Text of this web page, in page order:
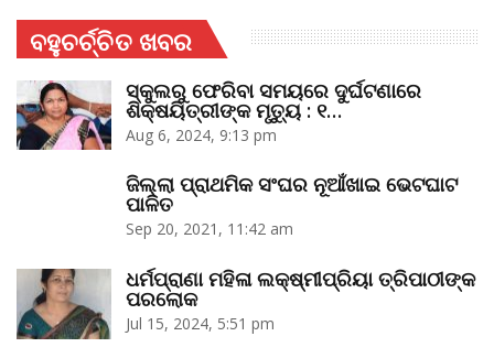
ବହୁଚର୍ଚ୍ଚିତ ଖବର
ସ୍କୁଲରୁ ଫେରିବା ସମୟରେ ଦୁର୍ଘଟଣାରେ
ଶିକ୍ଷୟିତ୍ରୀଙ୍କ ମୃତ୍ୟୁ : ୧…
Aug 6, 2024, 9:13 pm
ଜିଲ୍ଲା ପ୍ରାଥମିକ ସଂଘର ନୂଆଁଖାଇ ଭେଟଘାଟ
ପାଳିତ
Sep 20, 2021, 11:42 am
ଧର୍ମପ୍ରାଣା ମହିଳା ଲକ୍ଷ୍ମୀପ୍ରିୟା ତ୍ରିପାଠୀଙ୍କ
ପରଲୋକ
Jul 15, 2024, 5:51 pm